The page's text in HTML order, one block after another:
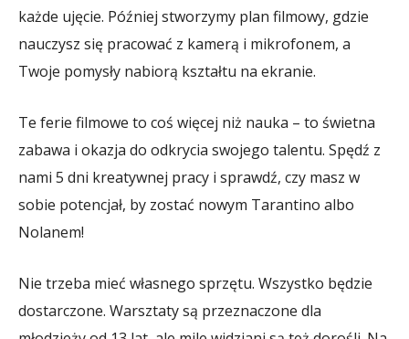
każde ujęcie. Później stworzymy plan filmowy, gdzie
nauczysz się pracować z kamerą i mikrofonem, a
Twoje pomysły nabiorą kształtu na ekranie.
Te ferie filmowe to coś więcej niż nauka – to świetna
zabawa i okazja do odkrycia swojego talentu. Spędź z
nami 5 dni kreatywnej pracy i sprawdź, czy masz w
sobie potencjał, by zostać nowym Tarantino albo
Nolanem!
Nie trzeba mieć własnego sprzętu. Wszystko będzie
dostarczone. Warsztaty są przeznaczone dla